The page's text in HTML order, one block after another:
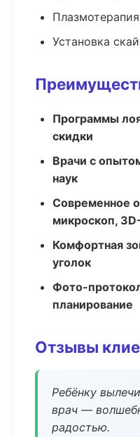
Установка
Программы
скидки
Врачи с
наук
Современное
микроскоп,
Комфортная
уголок
Фото-
планирование
Отзывы
Ребёнку
врач —
радостью.